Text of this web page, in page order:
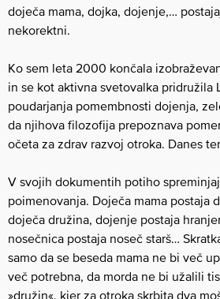
doječa mama, dojka, dojenje,…
nekorektni.
Ko sem leta 2000 končala
in se kot aktivna svetovalka pridružila
poudarjanja pomembnosti dojenja,
da njihova filozofija prepoznava
očeta za zdrav razvoj otroka. Danes
V svojih dokumentih potiho
poimenovanja. Doječa mama postaja
doječa družina, dojenje postaja
nosečnica postaja noseč starš…
samo da se beseda mama ne bi več
več potrebna, da morda ne bi užalili
»družin«, kjer za otroka skrbita dva